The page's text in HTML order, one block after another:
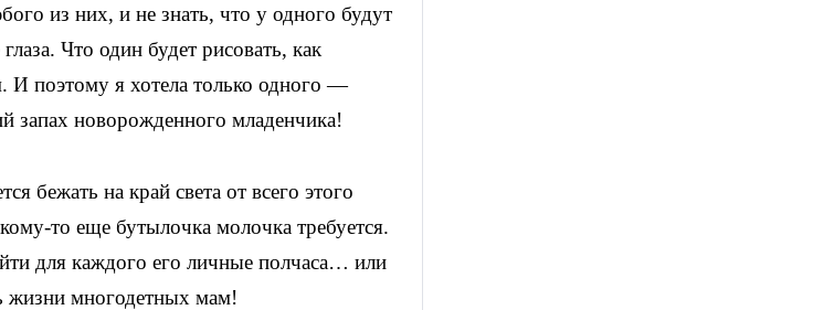
из них, и не знать, что у одного будут
Что один будет рисовать, как
И поэтому я хотела только одного —
запах новорожденного младенчика!
бежать на край света от всего этого
то еще бутылочка молочка требуется.
для каждого его личные полчаса… или
жизни многодетных мам!